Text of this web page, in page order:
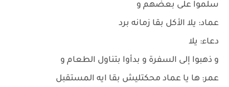
سلموا على بعضهم و
عماد: يلا الأكل بقا زمانه برد
دعاء: يلا
و ذهبوا إلى السفرة و بدأوا بتناول الطعام و
عمر: ها يا عماد محكتليش بقا ايه المستقبل